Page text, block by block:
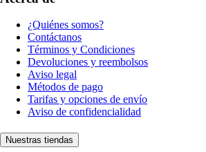
¿Quiénes somos?
Contáctanos
Términos y Condiciones
Devoluciones y reembolsos
Aviso legal
Métodos de pago
Tarifas y opciones de envío
Aviso de confidencialidad
Nuestras tiendas